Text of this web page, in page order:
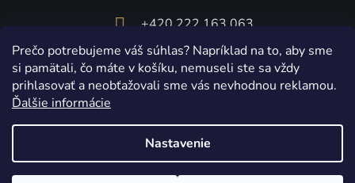
Prečo potrebujeme váš súhlas? Napríklad na to, aby sme
si pamätali, čo máte v košíku, nemuseli ste sa vždy
prihlasovať a neobťažovali sme vás nevhodnou reklamou.
Ďalšie informácie
Nastavenie
+420 222 163 063
Vytvoril Shoptet